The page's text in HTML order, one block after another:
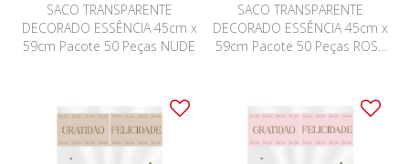
SACO TRANSPARENTE
DECORADO ESSÊNCIA 45cm x
59cm Pacote 50 Peças NUDE
SACO TRANSPARENTE
DECORADO ESSÊNCIA 45cm x
59cm Pacote 50 Peças ROSA